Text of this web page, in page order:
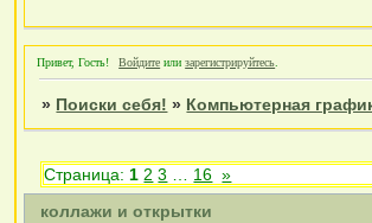
Привет, Гость! Войдите илизарегистрируйтесь
» Поиски себя! » Компьютерная
коллажи и открытки
Страница: 1 2 3 16 »